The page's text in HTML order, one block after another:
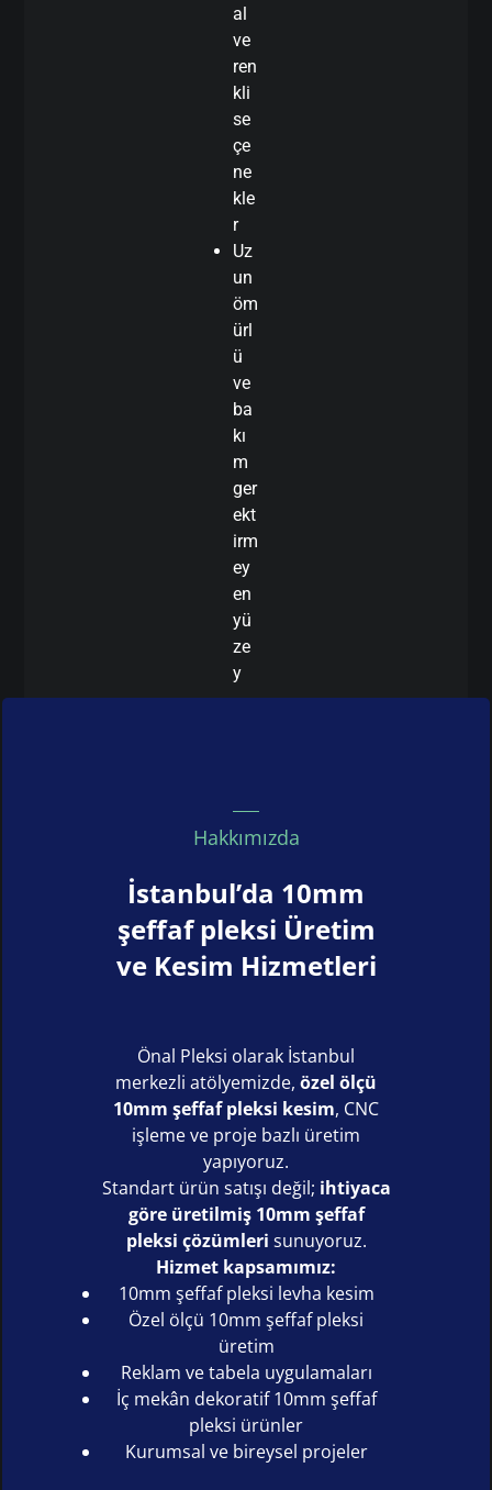
al
ve
ren
kli
se
çe
ne
kle
r
Uz
un
öm
ürl
ü
ve
ba
kı
m
ger
ekt
irm
ey
en
yü
ze
y
Hakkımızda
İstanbul’da 10mm
şeffaf pleksi Üretim
ve Kesim Hizmetleri
Önal Pleksi olarak İstanbul
merkezli atölyemizde, özel ölçü
10mm şeffaf pleksi kesim, CNC
işleme ve proje bazlı üretim
yapıyoruz.
Standart ürün satışı değil; ihtiyaca
göre üretilmiş 10mm şeffaf
pleksi çözümleri sunuyoruz.
Hizmet kapsamımız:
10mm şeffaf pleksi levha kesim
Özel ölçü 10mm şeffaf pleksi
üretim
Reklam ve tabela uygulamaları
İç mekân dekoratif 10mm şeffaf
pleksi ürünler
Kurumsal ve bireysel projeler